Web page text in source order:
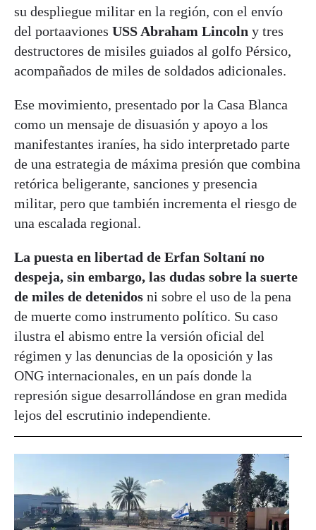
su despliegue militar en la región, con el envío
del portaaviones USS Abraham Lincoln y tres
destructores de misiles guiados al golfo Pérsico,
acompañados de miles de soldados adicionales.
Ese movimiento, presentado por la Casa Blanca
como un mensaje de disuasión y apoyo a los
manifestantes iraníes, ha sido interpretado parte
de una estrategia de máxima presión que combina
retórica beligerante, sanciones y presencia
militar, pero que también incrementa el riesgo de
una escalada regional.
La puesta en libertad de Erfan Soltaní no
despeja, sin embargo, las dudas sobre la suerte
de miles de detenidos ni sobre el uso de la pena
de muerte como instrumento político. Su caso
ilustra el abismo entre la versión oficial del
régimen y las denuncias de la oposición y las
ONG internacionales, en un país donde la
represión sigue desarrollándose en gran medida
lejos del escrutinio independiente.